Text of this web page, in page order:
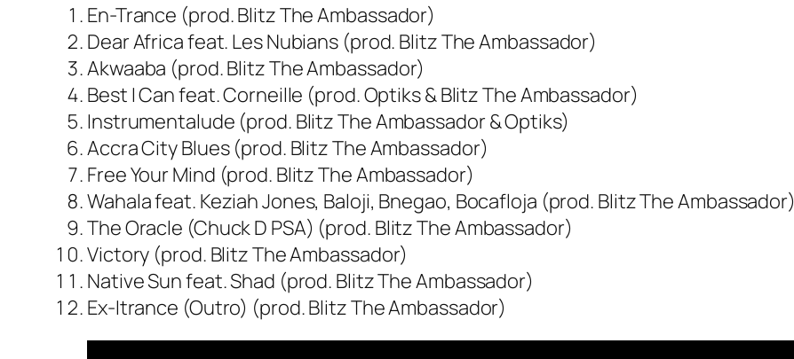
En-Trance (prod. Blitz The Ambassador)
Dear Africa feat. Les Nubians (prod. Blitz The Ambassador)
Akwaaba (prod. Blitz The Ambassador)
Best I Can feat. Corneille (prod. Optiks & Blitz The Ambassador)
Instrumentalude (prod. Blitz The Ambassador & Optiks)
Accra City Blues (prod. Blitz The Ambassador)
Free Your Mind (prod. Blitz The Ambassador)
Wahala feat. Keziah Jones, Baloji, Bnegao, Bocafloja (prod. Blitz The Ambassador)
The Oracle (Chuck D PSA) (prod. Blitz The Ambassador)
Victory (prod. Blitz The Ambassador)
Native Sun feat. Shad (prod. Blitz The Ambassador)
Ex-Itrance (Outro) (prod. Blitz The Ambassador)